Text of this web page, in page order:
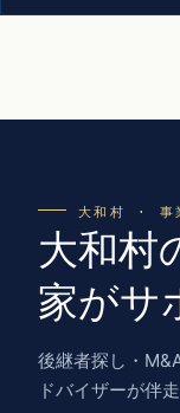
大和村 · 事
大和村
家がサ
後継者探し・
ドバイザーが伴走